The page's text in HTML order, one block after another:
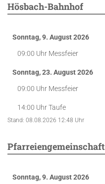
Hösbach-Bahnhof
Sonntag, 9. August 2026
09:00 Uhr Messfeier
Sonntag, 23. August 2026
09:00 Uhr Messfeier
14:00 UhrTaufe
Stand: 08.08.2026 12:48 Uhr
Pfarreiengemeinschaft
Sonntag, 9. August 2026